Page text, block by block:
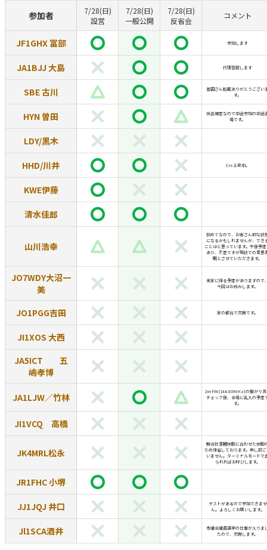
参加者
7/28(日)
設営
7/28(日)
一般公開
7/28(日)
反省会
コメント
JF1GHX 冨部 参加します
JA1BJJ 大島 代理登録します
SBE 古川
曽田さん転載ありがとうござい
す。
HYN 曽田
休出確定なので中途参加の中途
場です。
LDY/黒木
HHD/川井 Cre上昇中。
KWE伊藤
清水佳郎
山川浩幸
初めてなので、お客さん的な状
になるかもしれませんが、でき
ことはと思っています。午後予
あり、不定ですが現状での意思
明とさせていただきます。
JO7WDY大沼一
美
実家に帰る予定がありますので
今回はお休みします。
JO1PGG吉田 家の都合で欠席です。
JI1XOS 大西
JA5ICT 五
嶋孝博
JA1LJW／竹林
2m-FM(144.80MHz)の繋がり具
チェック後、会場に乱入の予定
す。
JI1VCQ 高橋
JK4MRL松永
親会社夏期休暇に合わせた休暇
ため帰省しております。申し訳
いません。ターミナルモードで
られればお呼びします。
JR1FHC 小堺
JJ1JQJ 井口
テストがあるので参加できませ
ん。よろしくお願いします。
Jl1SCA酒井
市議会議員選挙の仕事が入りま
たので、欠席します。